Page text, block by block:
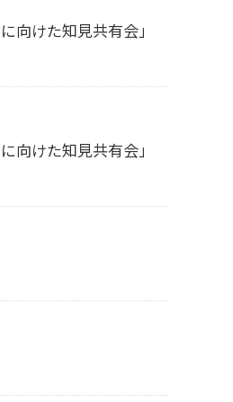
向けた知見共有会」
向けた知見共有会」